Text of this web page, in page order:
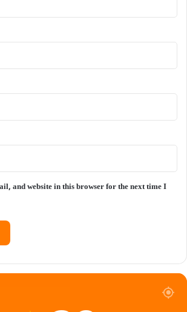
and website in this browser for the next time I